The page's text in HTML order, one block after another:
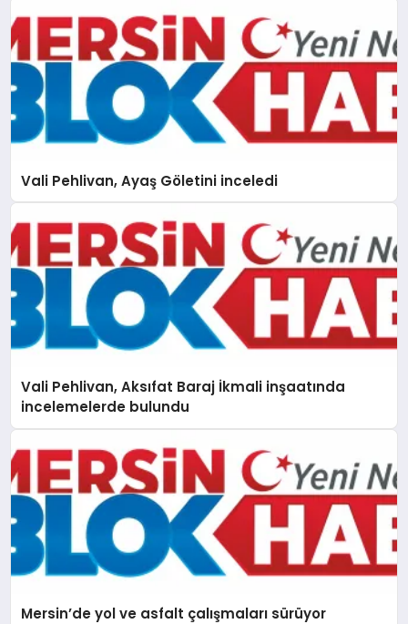
Vali Pehlivan, Ayaş Göletini inceledi
Vali Pehlivan, Aksıfat Baraj İkmali inşaatında
incelemelerde bulundu
Mersin’de yol ve asfalt çalışmaları sürüyor